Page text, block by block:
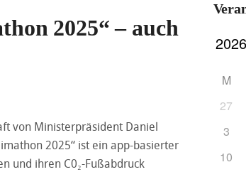
2025“ – auch
von Ministerpräsident Daniel
2025“ ist ein app-basierter
und ihren C0₂-Fußabdruck
M
27
3
10